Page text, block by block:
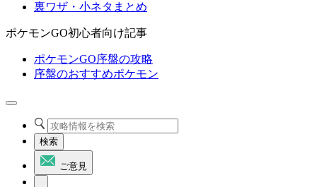
裏ワザ・小ネタまとめ
ポケモンGO初心者向け記事
ポケモンGO序盤の攻略
序盤のおすすめポケモン
検索
ご意見